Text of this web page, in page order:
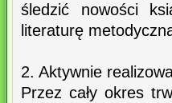
śledzić nowości
literaturę
2. Aktywnie
Przez cały okres